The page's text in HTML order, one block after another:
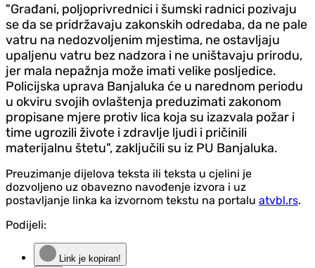
"Građani, poljoprivrednici i šumski radnici pozivaju
se da se pridržavaju zakonskih odredaba, da ne pale
vatru na nedozvoljenim mjestima, ne ostavljaju
upaljenu vatru bez nadzora i ne uništavaju prirodu,
jer mala nepažnja može imati velike posljedice.
Policijska uprava Banjaluka će u narednom periodu
u okviru svojih ovlaštenja preduzimati zakonom
propisane mjere protiv lica koja su izazvala požar i
time ugrozili živote i zdravlje ljudi i pričinili
materijalnu štetu", zaključili su iz PU Banjaluka.
Preuzimanje dijelova teksta ili teksta u cjelini je
dozvoljeno uz obavezno navođenje izvora i uz
postavljanje linka ka izvornom tekstu na portalu atvbl.rs.
Podijeli:
Link je kopiran!